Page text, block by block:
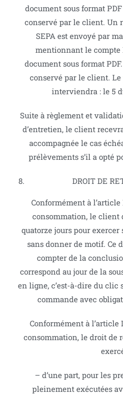
document sous format
conservé par le client. Un
SEPA est envoyé par
mentionnant le compte
document sous format
conservé par le client.
interviendra : le 5
Suite à règlement et
d’entretien, le client
accompagnée le cas
prélèvements s’il a opté
DROIT DE
Conformément à l’article
consommation, le client
quatorze jours pour
sans donner de motif. Ce
compter de la
correspond au jour de la
en ligne, c’est-à-dire du clic
commande avec
Conformément à l’article
consommation, le droit de
– d’une part, pour les
pleinement exécutées